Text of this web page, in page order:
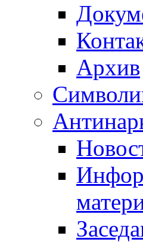
Архив